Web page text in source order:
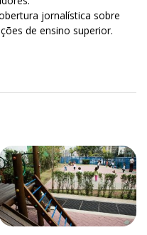
jornalística sobre
de ensino superior.